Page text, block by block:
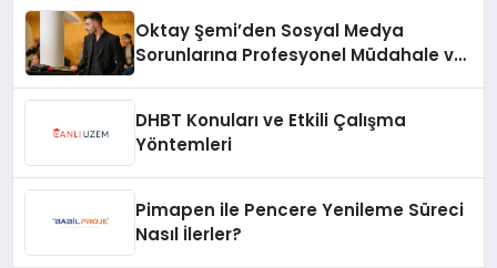
Oktay Şemi’den Sosyal Medya
Sorunlarına Profesyonel Müdahale ve
DHBT Konuları ve Etkili Çalışma
Yöntemleri
Pimapen ile Pencere Yenileme Süreci
Nasıl İlerler?